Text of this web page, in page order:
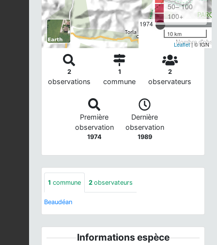
1974
Nombre
50– 100
100+
10 km
Leaflet| © IGN
2
observations
1
commune
2
observateurs
Première
observation
1974
Dernière
observation
1989
1 commune 2 observateurs
Beaudéan
Informations espèce